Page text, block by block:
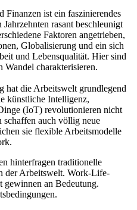
ist ein faszinierendes
rasant beschleunigt
Faktoren angetrieben,
Globalisierung und ein sich
und Lebensqualität. Hier sind
Wandel charakterisieren.
hat die Arbeitswelt grundlegend
künstliche Intelligenz,
(IoT) revolutionieren nicht
schaffen auch völlig neue
sie flexible Arbeitsmodelle
hinterfragen traditionelle
der Arbeitswelt. Work-Life-
an Bedeutung.